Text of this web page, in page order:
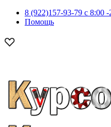
8 (922)157-93-79 c 8:00
Помощь